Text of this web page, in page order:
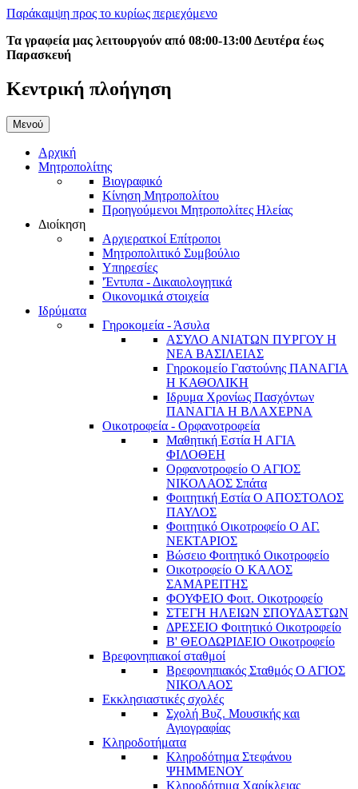
Παράκαμψη προς το κυρίως περιεχόμενο
Τα γραφεία μας λειτουργούν από 08:00-13:00 Δευτέρα έως
Παρασκευή
Κεντρική πλοήγηση
Μενού
Αρχική
Μητροπολίτης
Βιογραφικό
Κίνηση Μητροπολίτου
Προηγούμενοι Μητροπολίτες Ηλείας
Διοίκηση
Αρχιερατκοί Επίτροποι
Μητροπολιτικό Συμβούλιο
Υπηρεσίες
'Έντυπα - Δικαιολογητικά
Οικονομικά στοιχεία
Ιδρύματα
Γηροκομεία - Άσυλα
ΑΣΥΛΟ ΑΝΙΑΤΩΝ ΠΥΡΓΟΥ Η
ΝΕΑ ΒΑΣΙΛΕΙΑΣ
Γηροκομείο Γαστούνης ΠΑΝΑΓΙΑ
Η ΚΑΘΟΛΙΚΗ
Ιδρυμα Χρονίως Πασχόντων
ΠΑΝΑΓΙΑ Η ΒΛΑΧΕΡΝΑ
Οικοτροφεία - Ορφανοτροφεία
Μαθητική Εστία Η ΑΓΙΑ
ΦΙΛΟΘΕΗ
Ορφανοτροφείο Ο ΑΓΙΟΣ
ΝΙΚΟΛΑΟΣ Σπάτα
Φοιτητική Εστία Ο ΑΠΟΣΤΟΛΟΣ
ΠΑΥΛΟΣ
Φοιτητικό Οικοτροφείο Ο ΑΓ.
ΝΕΚΤΑΡΙΟΣ
Βώσειο Φοιτητικό Οικοτροφείο
Οικοτροφείο Ο ΚΑΛΟΣ
ΣΑΜΑΡΕΙΤΗΣ
ΦΟΥΦΕΙΟ Φοιτ. Οικοτροφείο
ΣΤΕΓΗ ΗΛΕΙΩΝ ΣΠΟΥΔΑΣΤΩΝ
ΔΡΕΣΕΙΟ Φοιτητικό Οικοτροφείο
Β' ΘΕΟΔΩΡΙΔΕΙΟ Οικοτροφείο
Βρεφονηπιακοί σταθμοί
Βρεφονηπιακός Σταθμός Ο ΑΓΙΟΣ
ΝΙΚΟΛΑΟΣ
Εκκλησιαστικές σχολές
Σχολή Βυζ. Μουσικής και
Αγιογραφίας
Κληροδοτήματα
Κληροδότημα Στεφάνου
ΨΗΜΜΕΝΟΥ
Κληροδότημα Χαρίκλειας